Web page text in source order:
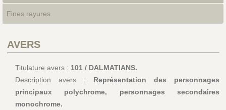
Fines rayures
AVERS
Titulature avers : 101 / DALMATIANS.
Description avers : Représentation des personnages
principaux polychrome, personnages secondaires
monochrome.